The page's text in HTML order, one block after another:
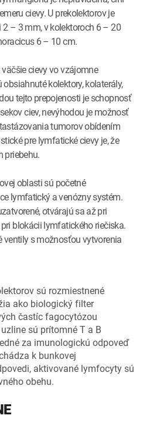
cievy. U prekolektorov je
– 3 mm, v kolektoroch 6 – 20
6 – 10 cm.
cievy vo vzájomne
kolektory, kolaterály,
tejto prepojenosti je schopnosť
ciev, nevýhodou je možnosť
tumorov obídením
pre lymfatické cievy je, že
priebehu.
oblasti sú početné
lymfatický a venózny systém.
otvárajú sa až pri
blokácii lymfatického riečiska.
ventily s možnosťou vytvorenia
sú rozmiestnené
ako biologický filter
častíc fagocytózou
sú prítomné T a B
za imunologickú odpoveď
k bunkovej
aktivované lymfocyty sú
obehu.